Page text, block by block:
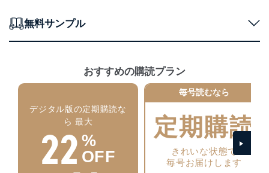
その他の規範を遵守します。また、当社の管理の仕組み
個人情報の安全管理措置
当社は、個人情報の正確性及び安全性を確保するため
施し、個人情報の漏えい、滅失またはき損の防止及び是
正に努めます。
アクセス制御
個人データを取り扱うことのできる機器及び当該
機器を取り扱う従業者を明確化し、 個人データへ
無料サンプル
おすすめの購読プラン
デジタル版の定期購読な
ら 最大
22 %
OFF
毎号読むなら
定期購読
きれいな状態で
毎号お届けします